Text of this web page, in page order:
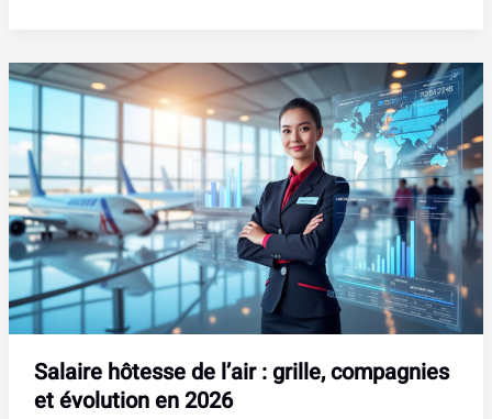
:
comment
gagner
du
temps
pour
se
développer
?
Salaire hôtesse de l’air : grille, compagnies
et évolution en 2026